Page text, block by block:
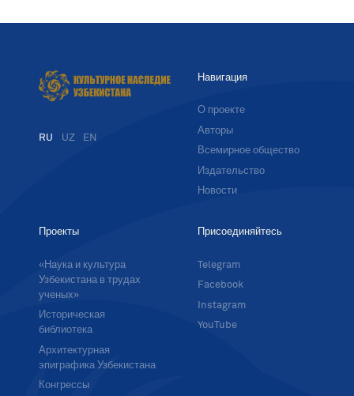
RU UZ EN
Навигация
О проекте
Авторы
Всемирное общество
Издательство
Новости
Проекты
«Наука и культура
Узбекистана в трудах
ученых»
Историческая
библиотека
Архитектурная
эпиграфика Узбекистана
Конгрессы
Присоединяйтесь
Telegram
Facebook
Instagram
YouTube